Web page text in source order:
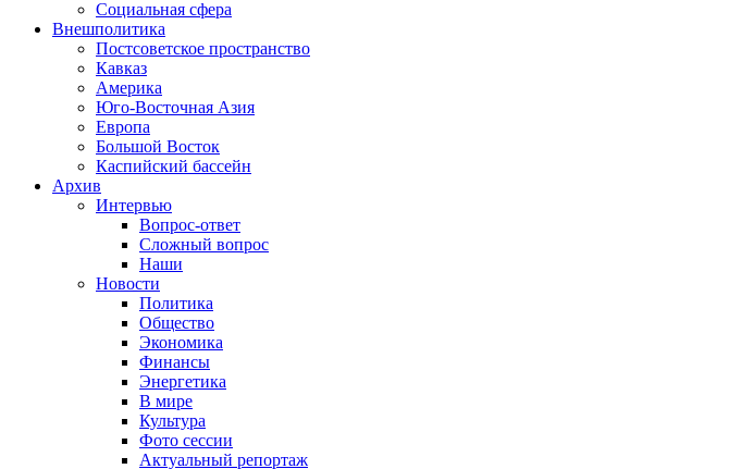
Социальная сфера
Внешполитика
Постсоветское пространство
Кавказ
Америка
Юго-Восточная Азия
Европа
Большой Восток
Каспийский бассейн
Архив
Интервью
Вопрос-ответ
Сложный вопрос
Наши
Новости
Политика
Общество
Экономика
Финансы
Энергетика
В мире
Культура
Фото сессии
Актуальный репортаж